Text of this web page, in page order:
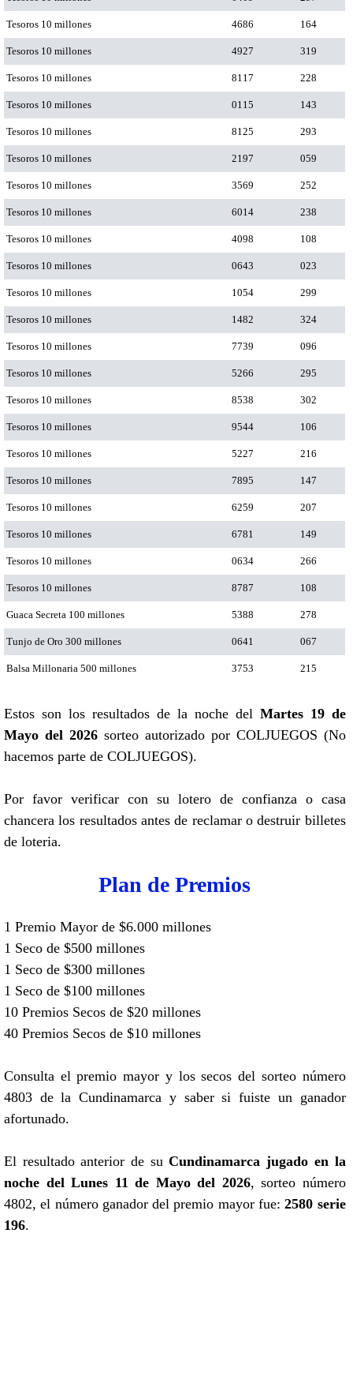
Tesoros 10 millones 4686 164
Tesoros 10 millones 4927 319
Tesoros 10 millones 8117 228
Tesoros 10 millones 0115 143
Tesoros 10 millones 8125 293
Tesoros 10 millones 2197 059
Tesoros 10 millones 3569 252
Tesoros 10 millones 6014 238
Tesoros 10 millones 4098 108
Tesoros 10 millones 0643 023
Tesoros 10 millones 1054 299
Tesoros 10 millones 1482 324
Tesoros 10 millones 7739 096
Tesoros 10 millones 5266 295
Tesoros 10 millones 8538 302
Tesoros 10 millones 9544 106
Tesoros 10 millones 5227 216
Tesoros 10 millones 7895 147
Tesoros 10 millones 6259 207
Tesoros 10 millones 6781 149
Tesoros 10 millones 0634 266
Tesoros 10 millones 8787 108
Guaca Secreta 100 millones 5388 278
Tunjo de Oro 300 millones 0641 067
Balsa Millonaria 500 millones 3753 215
Estos son los resultados de la noche del Martes 19 de
Mayo del 2026sorteo autorizado por COLJUEGOS (No
hacemos parte de COLJUEGOS).
Por favor verificar con su lotero de confianza o casa
chancera los resultados antes de reclamar o destruir billetes
de loteria.
Plan de Premios
1 Premio Mayor de $6.000 millones
1 Seco de $500 millones
1 Seco de $300 millones
1 Seco de $100 millones
10 Premios Secos de $20 millones
40 Premios Secos de $10 millones
Consulta el premio mayor y los secos del sorteo número
4803 de la Cundinamarca y saber si fuiste un ganador
afortunado.
El resultado anterior de suCundinamarca jugado en la
noche del Lunes 11 de Mayo del 2026, sorteo número
4802, el número ganador del premio mayor fue:2580 serie
196.